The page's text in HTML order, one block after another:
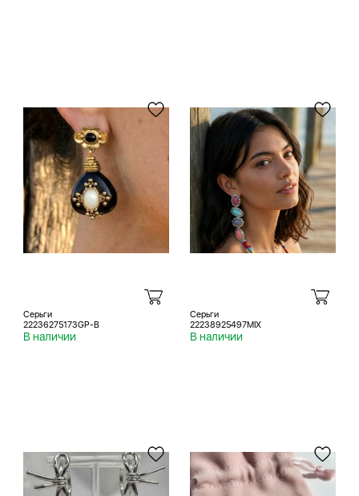
Серьги
22236275173GP-B
В наличии
Серьги
22238925497MIX
В наличии